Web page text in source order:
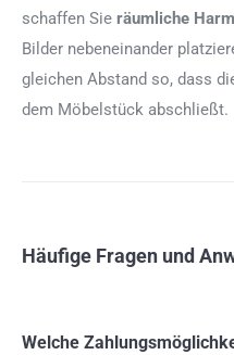
schaffen Sie räumliche
Bilder nebeneinander
gleichen Abstand so, dass
dem Möbelstück abschließt.
Häufige Fragen und
Welche